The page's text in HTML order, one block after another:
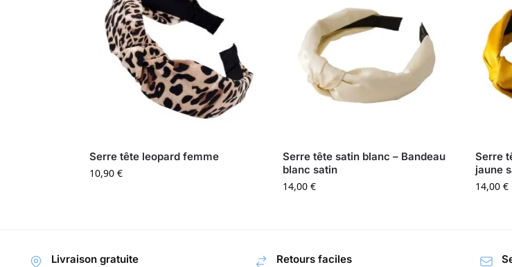
Serre tête leopard femme
10,90 €
Serre tête satin blanc – Bandeau
blanc satin
14,00 €
Serre
jaune
14,00€
Livraison gratuite
Retours faciles